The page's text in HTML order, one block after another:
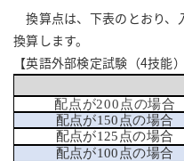
換算点は、下表のとおり、
換算します。
【英語外部検定試験（4技能
配点が200 点の場合
配点が150 点の場合
配点が125 点の場合
配点が100 点の場合